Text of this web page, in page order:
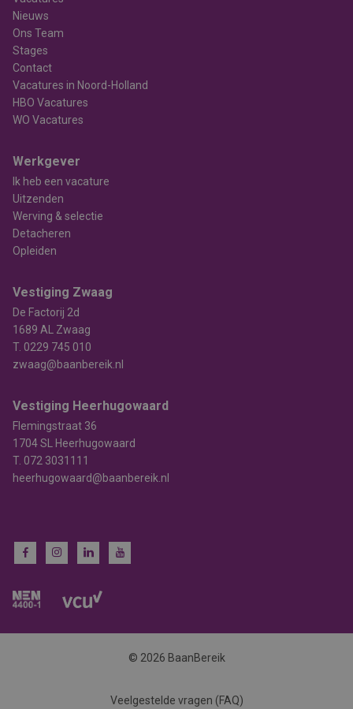
Nieuws
Ons Team
Stages
Contact
Vacatures in Noord-Holland
HBO Vacatures
WO Vacatures
Werkgever
Ik heb een vacature
Uitzenden
Werving & selectie
Detacheren
Opleiden
Vestiging Zwaag
De Factorij 2d
1689 AL Zwaag
T. 0229 745 010
zwaag@baanbereik.nl
Vestiging Heerhugowaard
Flemingstraat 36
1704 SL Heerhugowaard
T. 072 3031111
heerhugowaard@baanbereik.nl
© 2026 BaanBereik
Veelgestelde vragen (FAQ)